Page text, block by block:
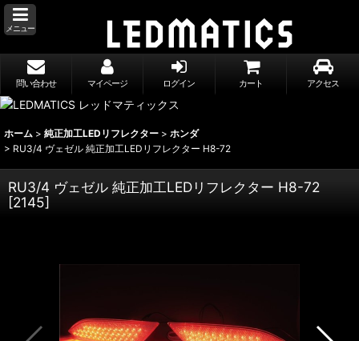
メニュー
問い合わせ マイページ ログイン カート アクセス
ホーム > 純正加工LEDリフレクター > ホンダ
> RU3/4 ヴェゼル 純正加工LEDリフレクター H8-72
RU3/4 ヴェゼル 純正加工LEDリフレクター H8-72
[2145]